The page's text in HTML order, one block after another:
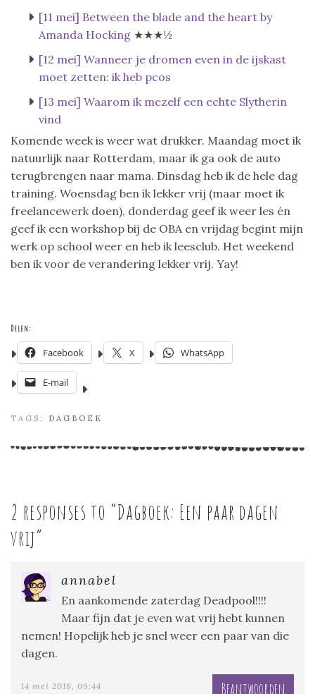
[11 mei] Between the blade and the heart by
Amanda Hocking ★★★½
[12 mei] Wanneer je dromen even in de ijskast
moet zetten: ik heb pcos
[13 mei] Waarom ik mezelf een echte Slytherin
vind
Komende week is weer wat drukker. Maandag moet ik
natuurlijk naar Rotterdam, maar ik ga ook de auto
terugbrengen naar mama. Dinsdag heb ik de hele dag
training. Woensdag ben ik lekker vrij (maar moet ik
freelancewerk doen), donderdag geef ik weer les én
geef ik een workshop bij de OBA en vrijdag begint mijn
werk op school weer en heb ik leesclub. Het weekend
ben ik voor de verandering lekker vrij. Yay!
Delen:
Facebook X WhatsApp
E-mail
TAGS: DAGBOEK
2 responses to “Dagboek: Een paar dagen
vrij”
annabel
En aankomende zaterdag Deadpool!!!!
Maar fijn dat je even wat vrij hebt kunnen
nemen! Hopelijk heb je snel weer een paar van die
dagen.
14 mei 2018, 09:44 Beantwoorden